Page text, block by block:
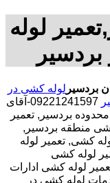
لوله
بردسیر لوله کشی در
09221241597-آقای
بردسیر, تعمیر
منطقه بردسیر,
کشی, تعمیر لوله
لوله کشی
لوله کشی ادارات
لوله کشی در